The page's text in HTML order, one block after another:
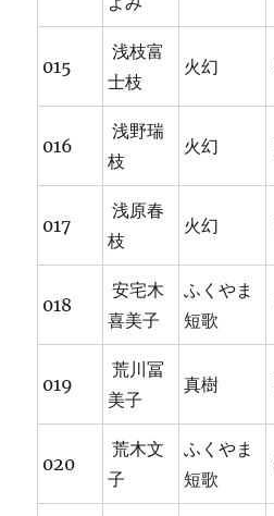
015
浅枝富
士枝
火幻
016
浅野瑞
枝
火幻
017
浅原春
枝
火幻
018
安宅木
喜美子
ふくやま
短歌
019
荒川冨
美子
真樹
020
荒木文
子
ふくやま
短歌